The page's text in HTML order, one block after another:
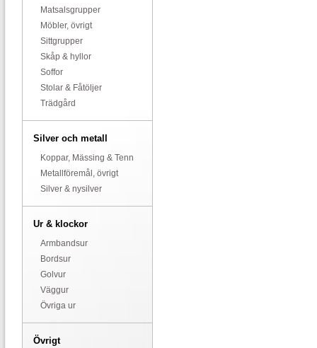
Matsalsgrupper
Möbler, övrigt
Sittgrupper
Skåp & hyllor
Soffor
Stolar & Fåtöljer
Trädgård
Silver och metall
Koppar, Mässing & Tenn
Metallföremål, övrigt
Silver & nysilver
Ur & klockor
Armbandsur
Bordsur
Golvur
Väggur
Övriga ur
Övrigt